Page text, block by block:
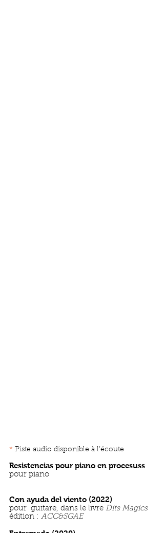
* Piste audio disponible à l’écoute
Resistencias pour piano en procesuss
pour piano
Con ayuda del viento (2022)
pour guitare, dans le livre Dits Magics
édition : ACC&SGAE